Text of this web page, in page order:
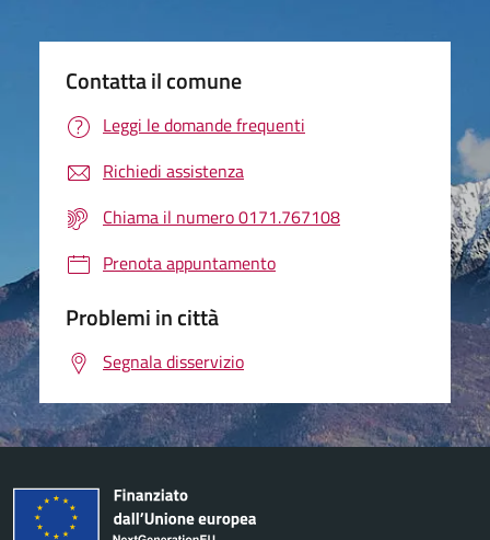
Contatta il comune
Leggi le domande frequenti
Richiedi assistenza
Chiama il numero 0171.767108
Prenota appuntamento
Problemi in città
Segnala disservizio